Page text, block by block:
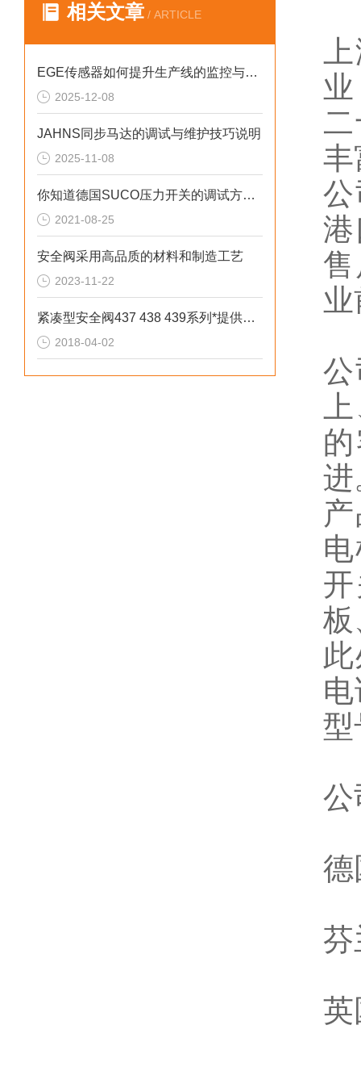
相关文章 / ARTICLE
EGE传感器如何提升生产线的监控与管理效率？
2025-12-08
JAHNS同步马达的调试与维护技巧说明
2025-11-08
你知道德国SUCO压力开关的调试方法和注意事项吗
2021-08-25
安全阀采用高品质的材料和制造工艺
2023-11-22
紧凑型安全阀437 438 439系列*提供技术支持
2018-04-02
丰
进
板
型
公
德
英